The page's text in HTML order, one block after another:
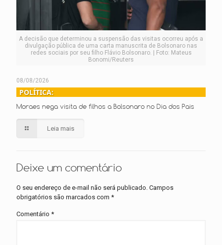
A decisão que determinou a suspensão das visitas ocorreu após a
divulgação pública de uma carta manuscrita de Bolsonaro nas
redes sociais por seu filho Flávio Bolsonaro. | Foto: Mateus
Bonomi/Reuters
08/08/2026
POLÍTICA:
Moraes nega visita de filhos a Bolsonaro no Dia dos Pais
Leia mais
Deixe um comentário
O seu endereço de e-mail não será publicado. Campos
obrigatórios são marcados com *
Comentário *